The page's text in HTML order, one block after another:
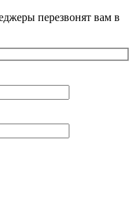
перезвонят вам в